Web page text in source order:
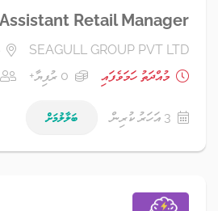
Assistant Retail Manager
SEAGULL GROUP PVT LTD
މުއްދަތު ހަމަވެފައި
0 ރުފިޔާ+
3 އަހަރު ކުރިން ބަލާލުމަށް